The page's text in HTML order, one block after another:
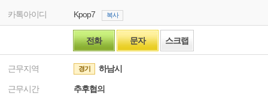
카톡아이디 Kpop7 복사
전화 문자 스크랩
근무지역 경기 하남시
근무시간 추후협의